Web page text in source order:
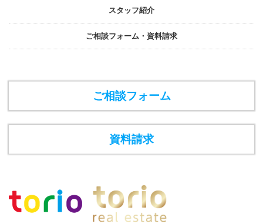
スタッフ紹介
ご相談フォーム・資料請求
ご相談フォーム
資料請求